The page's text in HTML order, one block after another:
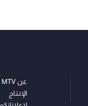
عن MTV
الإنـتـاج